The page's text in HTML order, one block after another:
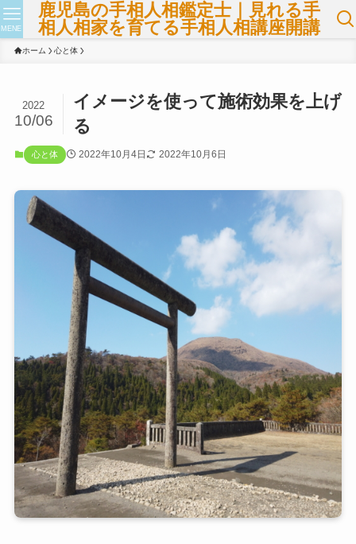
鹿児島の手相人相鑑定士｜見れる手
相人相家を育てる手相人相講座開講
MENE
ホーム 心と体
イメージを使って施術効果を上げ
る
2022
10/06
心と体 2022年10月4日 2022年10月6日